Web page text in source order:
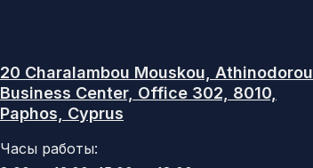
20 Charalambou Mouskou, Athinodorou
Business Center, Office 302, 8010,
Paphos, Cyprus
Часы работы: